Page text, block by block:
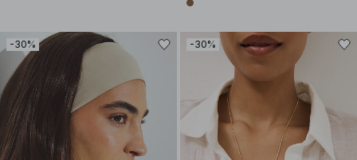
-30% -30%